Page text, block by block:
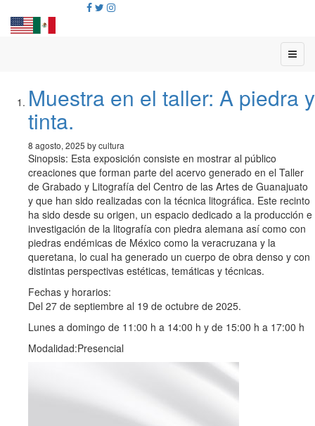
Muestra en el taller: A piedra y
tinta.
8 agosto, 2025 by cultura
Sinopsis: Esta exposición consiste en mostrar al público
creaciones que forman parte del acervo generado en el Taller
de Grabado y Litografía del Centro de las Artes de Guanajuato
y que han sido realizadas con la técnica litográfica. Este recinto
ha sido desde su origen, un espacio dedicado a la producción e
investigación de la litografía con piedra alemana así como con
piedras endémicas de México como la veracruzana y la
queretana, lo cual ha generado un cuerpo de obra denso y con
distintas perspectivas estéticas, temáticas y técnicas.
Fechas y horarios:
Del 27 de septiembre al 19 de octubre de 2025.
Lunes a domingo de 11:00 h a 14:00 h y de 15:00 h a 17:00 h
Modalidad:Presencial